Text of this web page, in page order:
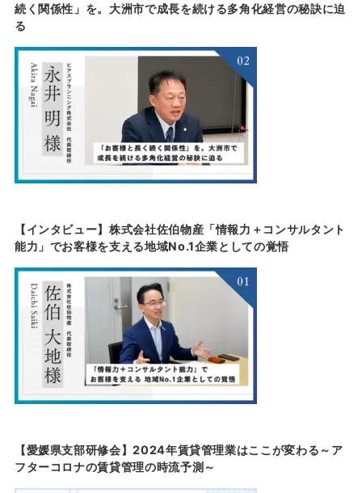
続く関係性」を。大洲市で成長を続ける多角化経営の秘訣に迫
る
【インタビュー】株式会社佐伯物産「情報力＋コンサルタント
能力」でお客様を支える地域No.1企業としての覚悟
【愛媛県支部研修会】2024年賃貸管理業はここが変わる～ア
フターコロナの賃貸管理の時流予測～